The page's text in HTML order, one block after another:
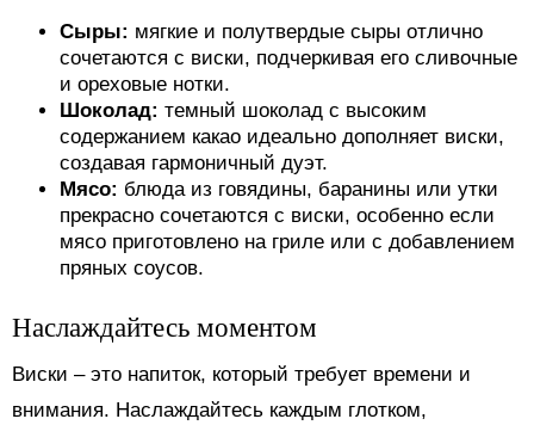
Сыры: мягкие и полутвердые сыры отлично
сочетаются с виски, подчеркивая его сливочные
и ореховые нотки.
Шоколад: темный шоколад с высоким
содержанием какао идеально дополняет виски,
создавая гармоничный дуэт.
Мясо: блюда из говядины, баранины или утки
прекрасно сочетаются с виски, особенно если
мясо приготовлено на гриле или с добавлением
пряных соусов.
Наслаждайтесь моментом
Виски – это напиток, который требует времени и
внимания. Наслаждайтесь каждым глотком,